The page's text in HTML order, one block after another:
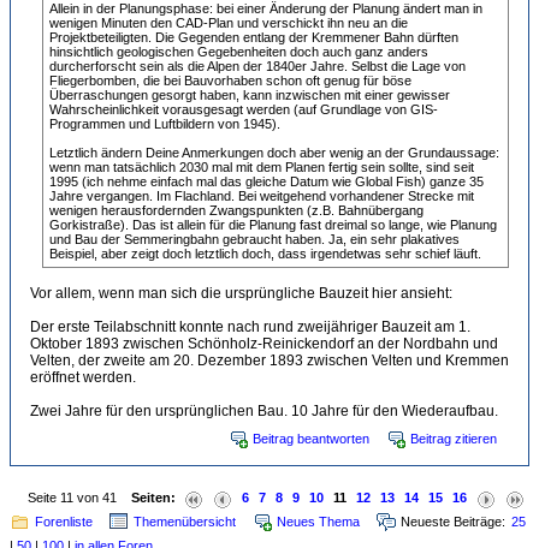
Allein in der Planungsphase: bei einer Änderung der Planung ändert man in
wenigen Minuten den CAD-Plan und verschickt ihn neu an die
Projektbeteiligten. Die Gegenden entlang der Kremmener Bahn dürften
hinsichtlich geologischen Gegebenheiten doch auch ganz anders
durcherforscht sein als die Alpen der 1840er Jahre. Selbst die Lage von
Fliegerbomben, die bei Bauvorhaben schon oft genug für böse
Überraschungen gesorgt haben, kann inzwischen mit einer gewisser
Wahrscheinlichkeit vorausgesagt werden (auf Grundlage von GIS-
Programmen und Luftbildern von 1945).
Letztlich ändern Deine Anmerkungen doch aber wenig an der Grundaussage:
wenn man tatsächlich 2030 mal mit dem Planen fertig sein sollte, sind seit
1995 (ich nehme einfach mal das gleiche Datum wie Global Fish) ganze 35
Jahre vergangen. Im Flachland. Bei weitgehend vorhandener Strecke mit
wenigen herausfordernden Zwangspunkten (z.B. Bahnübergang
Gorkistraße). Das ist allein für die Planung fast dreimal so lange, wie Planung
und Bau der Semmeringbahn gebraucht haben. Ja, ein sehr plakatives
Beispiel, aber zeigt doch letztlich doch, dass irgendetwas sehr schief läuft.
Vor allem, wenn man sich die ursprüngliche Bauzeit hier ansieht:
Der erste Teilabschnitt konnte nach rund zweijähriger Bauzeit am 1.
Oktober 1893 zwischen Schönholz-Reinickendorf an der Nordbahn und
Velten, der zweite am 20. Dezember 1893 zwischen Velten und Kremmen
eröffnet werden.
Zwei Jahre für den ursprünglichen Bau. 10 Jahre für den Wiederaufbau.
Beitrag beantworten Beitrag zitieren
Seite 11 von 41 Seiten: 6 7 8 9 10 11 12 13 14 15
16
Forenliste
Themenübersicht Neues Thema Neueste Beiträge: 25